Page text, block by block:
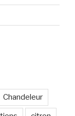
Chandeleur